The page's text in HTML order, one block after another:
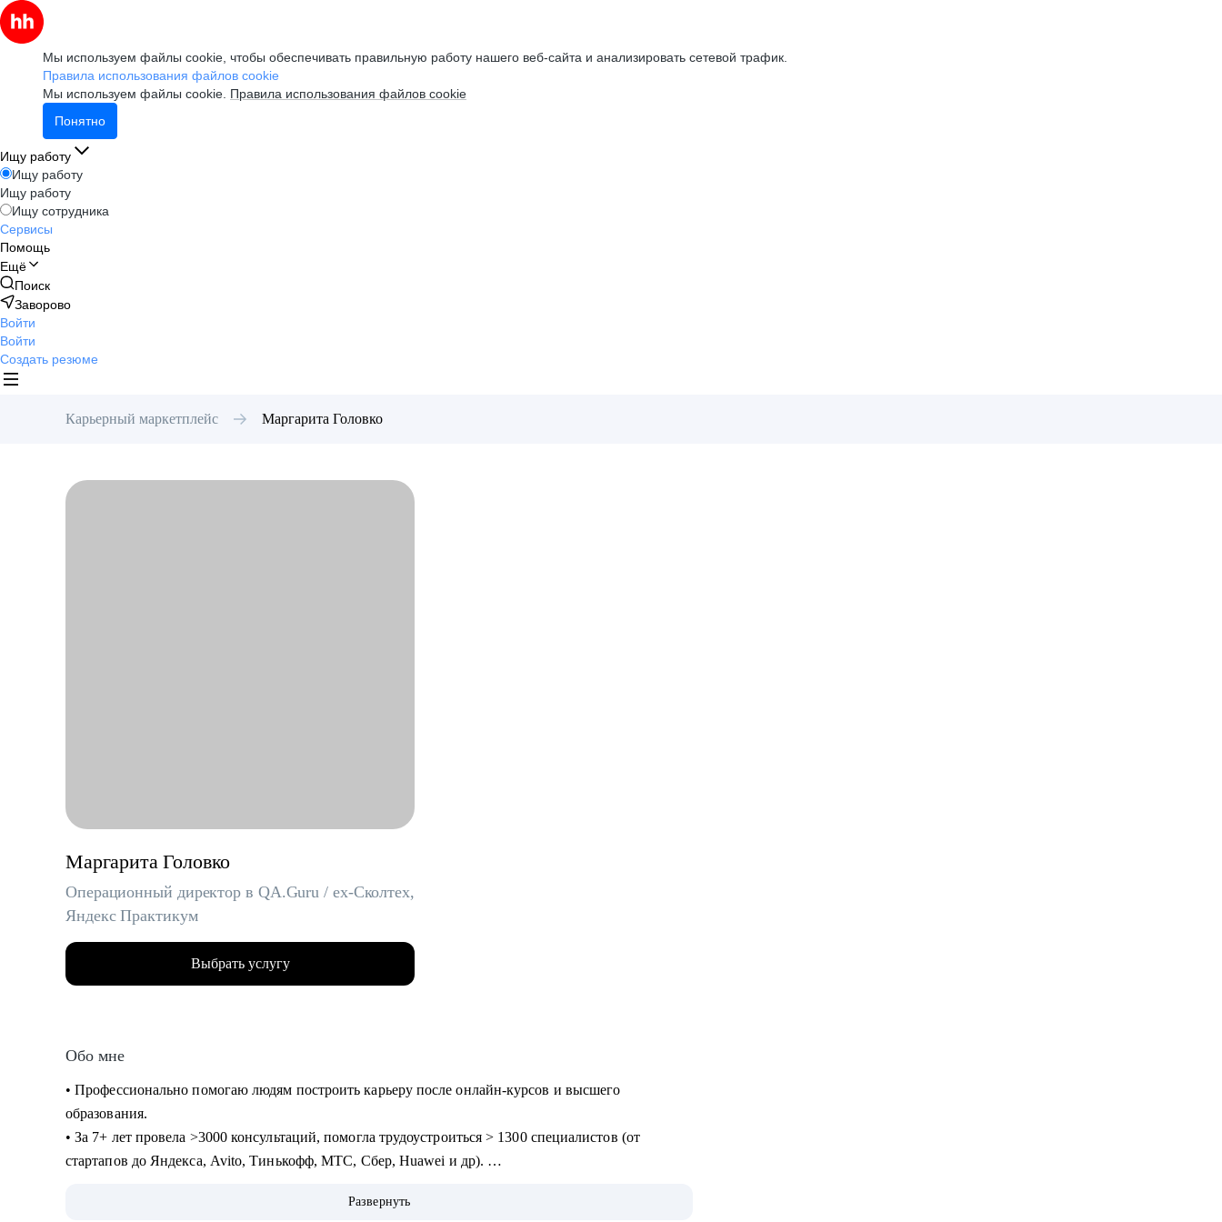
Мы используем файлы cookie, чтобы обеспечивать правильную работу нашего веб-сайта и анализировать сетевой трафик.
Правила использования файлов cookie
Мы используем файлы cookie. Правила использования файлов cookie
Понятно
Ищу работу
Ищу работу
Ищу работу
Ищу сотрудника
Сервисы
Помощь
Ещё
Поиск
Заворово
Войти
Войти
Создать резюме
Карьерный маркетплейс Маргарита Головко
Маргарита Головко
Операционный директор в QA.Guru / ex-Сколтех,
Яндекс Практикум
Выбрать услугу
Обо мне
• Профессионально помогаю людям построить карьеру после онлайн-курсов и высшего
образования.
• За 7+ лет провела >3000 консультаций, помогла трудоустроиться > 1300 специалистов (от
стартапов до Яндекса, Avito, Тинькофф, МТС, Сбер, Huawei и др).
специалистов и Middle & C-level менеджеров (IT, Digital, Консалтинг, Производство).
Развернуть